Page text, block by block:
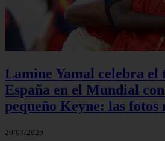
Lamine Yamal celebra el
España en el Mundial
pequeño Keyne: las fotos
20/07/2026